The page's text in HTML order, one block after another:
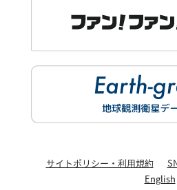
サイトポリシー・利用規約
English